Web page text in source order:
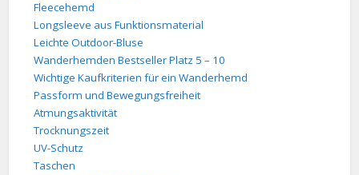
Fleecehemd
Longsleeve aus Funktionsmaterial
Leichte Outdoor-Bluse
Wanderhemden Bestseller Platz 5 – 10
Wichtige Kaufkriterien für ein Wanderhemd
Passform und Bewegungsfreiheit
Atmungsaktivität
Trocknungszeit
UV-Schutz
Taschen